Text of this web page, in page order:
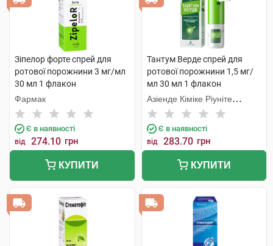
Зіпелор форте спрей для
ротової порожнини 3 мг/мл
30 мл 1 флакон
Фармак
Є в наявності
від 274.10 грн
КУПИТИ
Тантум Верде спрей для
ротової порожнини 1,5 мг/
мл 30 мл 1 флакон
Азіенде Кіміке Ріуніте
Анжеліні Франческо
Є в наявності
від 283.70 грн
КУПИТИ